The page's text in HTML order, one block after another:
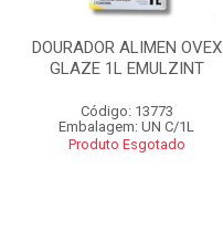
DOURADOR ALIMEN OVEX
GLAZE 1L EMULZINT
Código: 13773
Embalagem: UN C/1L
Produto Esgotado